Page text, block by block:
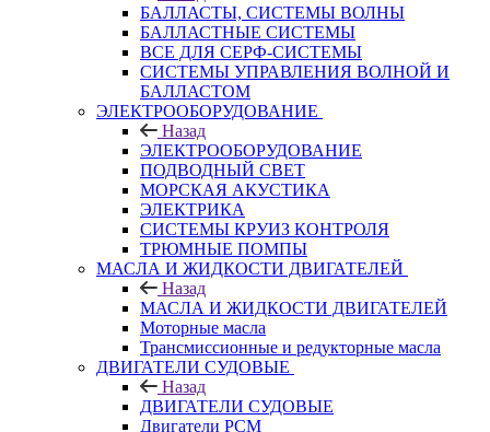
БАЛЛАСТЫ, СИСТЕМЫ ВОЛНЫ
БАЛЛАСТНЫЕ СИСТЕМЫ
ВСЕ ДЛЯ СЕРФ-СИСТЕМЫ
СИСТЕМЫ УПРАВЛЕНИЯ ВОЛНОЙ И
БАЛЛАСТОМ
ЭЛЕКТРООБОРУДОВАНИЕ
Назад
ЭЛЕКТРООБОРУДОВАНИЕ
ПОДВОДНЫЙ СВЕТ
МОРСКАЯ АКУСТИКА
ЭЛЕКТРИКА
СИСТЕМЫ КРУИЗ КОНТРОЛЯ
ТРЮМНЫЕ ПОМПЫ
МАСЛА И ЖИДКОСТИ ДВИГАТЕЛЕЙ
Назад
МАСЛА И ЖИДКОСТИ ДВИГАТЕЛЕЙ
Моторные масла
Трансмиссионные и редукторные масла
ДВИГАТЕЛИ СУДОВЫЕ
Назад
ДВИГАТЕЛИ СУДОВЫЕ
Двигатели PCM